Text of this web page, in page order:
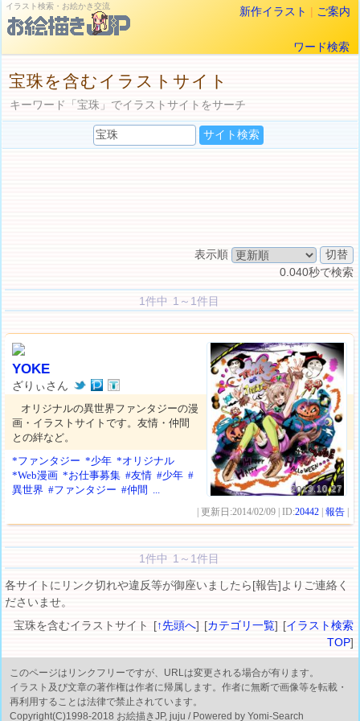
イラスト検索・お絵かき交流 新作イラスト | ご案内
ワード検索
宝珠を含むイラストサイト
キーワード「宝珠」でイラストサイトをサーチ
表示順
0.040秒で検索
1件中 1～1件目
2013.10.27
YOKE
ざりぃさん
オリジナルの異世界ファンタジーの漫
画・イラストサイトです。友情・仲間
との絆など。
*ファンタジー *少年 *オリジナル
*Web漫画 *お仕事募集 #友情 #少年 #
異世界 #ファンタジー #仲間 ...
| 更新日:2014/02/09 | ID:20442 |報告
1件中 1～1件目
各サイトにリンク切れや違反等が御座いましたら[報告]よりご連絡く
ださいませ。
宝珠を含むイラストサイト [↑先頭へ] [カテゴリ一覧] [イラスト検索
TOP]
このページはリンクフリーですが、URLは変更される場合が有ります。
イラスト及び文章の著作権は作者に帰属します。作者に無断で画像等を転載・
再利用することは法律で禁止されています。
Copyright(C)1998-2018 お絵描きJP, juju / Powered by Yomi-Search